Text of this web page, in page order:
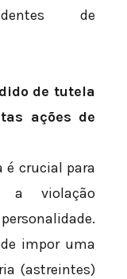
de
de tutela
ações de
é crucial para
a violação
impor uma
(astreintes)